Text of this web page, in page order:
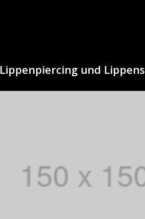
Lippenpiercing und